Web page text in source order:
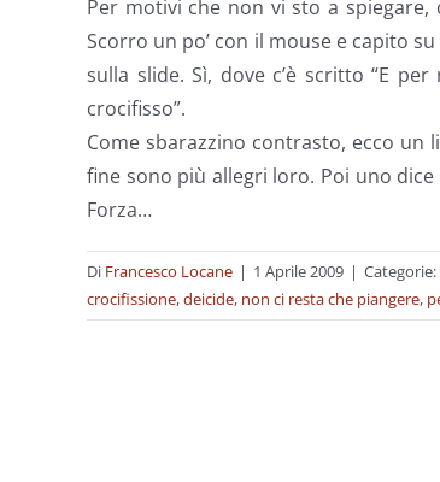
Per motivi che non vi sto a spiegare,
Scorro un po’ con il mouse e capito su
sulla slide. Sì, dove c’è scritto “E
crocifisso”.
Come sbarazzino contrasto, ecco un
fine sono più allegri loro. Poi uno
Forza…
Di Francesco Locane | 1 Aprile 2009 | Categorie:
crocifissione,deicide, non ci resta che piangere,